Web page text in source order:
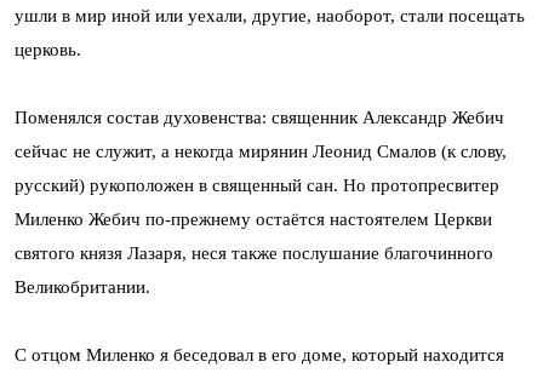
ушли в мир иной или уехали, другие, наоборот, стали посещать
церковь.
Поменялся состав духовенства: священник Александр Жебич
сейчас не служит, а некогда мирянин Леонид Смалов (к слову,
русский) рукоположен в священный сан. Но протопресвитер
Миленко Жебич по-прежнему остаётся настоятелем Церкви
святого князя Лазаря, неся также послушание благочинного
Великобритании.
С отцом Миленко я беседовал в его доме, который находится